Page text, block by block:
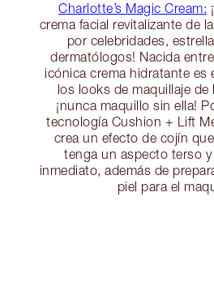
Charlotte’s Magic Cream:
crema facial revitalizante de
por celebridades,
dermatólogos! Nacida
icónica crema hidratante es
los looks de maquillaje de
¡nunca maquillo sin ella!
tecnología Cushion + Lift
crea un efecto de cojín
tenga un aspecto terso
inmediato, además de
piel para el